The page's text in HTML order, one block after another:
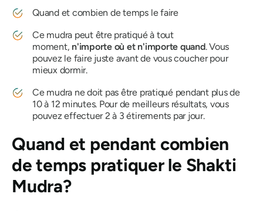
Quand et combien de temps le faire
Ce mudra peut être pratiqué à tout
moment, n'importe où et n'importe quand. Vous
pouvez le faire juste avant de vous coucher pour
mieux dormir.
Ce mudra ne doit pas être pratiqué pendant plus de
10 à 12 minutes. Pour de meilleurs résultats, vous
pouvez effectuer 2 à 3 étirements par jour.
Quand et pendant combien
de temps pratiquerle Shakti
Mudra?